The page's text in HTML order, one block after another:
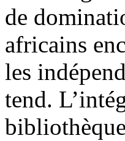
de
africains
les
tend.